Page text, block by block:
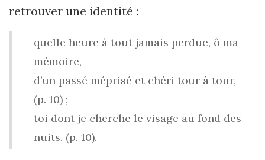
retrouver une identité :
quelle heure à tout jamais perdue, ô ma
mémoire,
d’un passé méprisé et chéri tour à tour,
(p. 10) ;
toi dont je cherche le visage au fond des
nuits. (p. 10).